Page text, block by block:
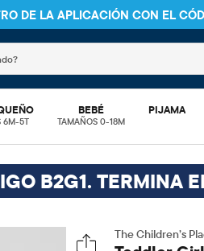
DE LA APLICACIÓN CON EL
de búsqueda filtra las
6M-5T
BEBÉ
TAMAÑOS 0-18M
PIJAMA
B2G1. TERMINA
The Children’s